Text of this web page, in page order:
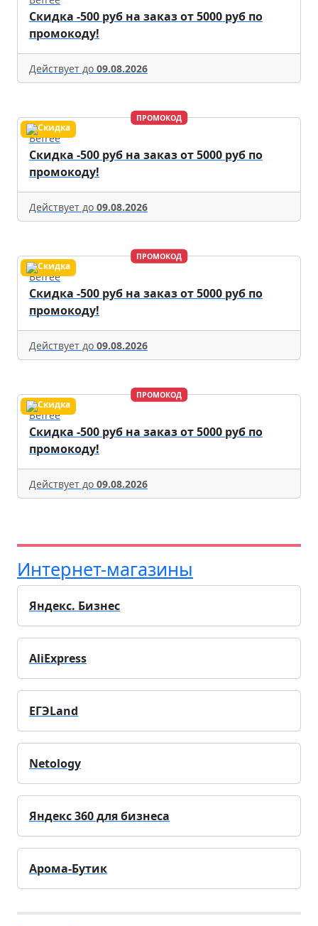
Скидка -500 руб на заказ от 5000 руб по
промокоду!
Действует до 09.08.2026
ПРОМОКОД
Befree
Скидка -500 руб на заказ от 5000 руб по
промокоду!
Действует до 09.08.2026
ПРОМОКОД
Befree
Скидка -500 руб на заказ от 5000 руб по
промокоду!
Действует до 09.08.2026
ПРОМОКОД
Befree
Скидка -500 руб на заказ от 5000 руб по
промокоду!
Действует до 09.08.2026
Интернет-магазины
Яндекс. Бизнес
AliExpress
ЕГЭLand
Netology
Яндекс 360 для бизнеса
Арома-Бутик